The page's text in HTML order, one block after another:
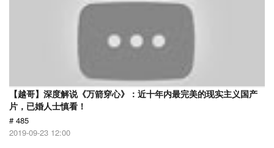
【越哥】深度解说《万箭穿心》：近十年内最完美的现实主义国产
片，已婚人士慎看！
# 485
2019-09-23 12:00